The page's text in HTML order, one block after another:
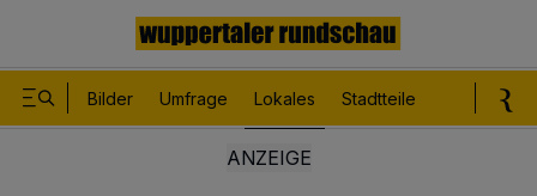
Bilder Umfrage Lokales Stadtteile